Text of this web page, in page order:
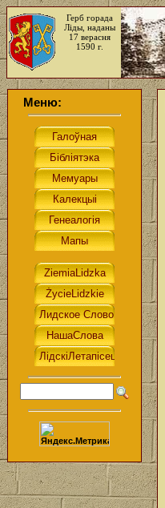
Герб горада
Ліды, наданы
17 верасня
1590 г.
Меню: